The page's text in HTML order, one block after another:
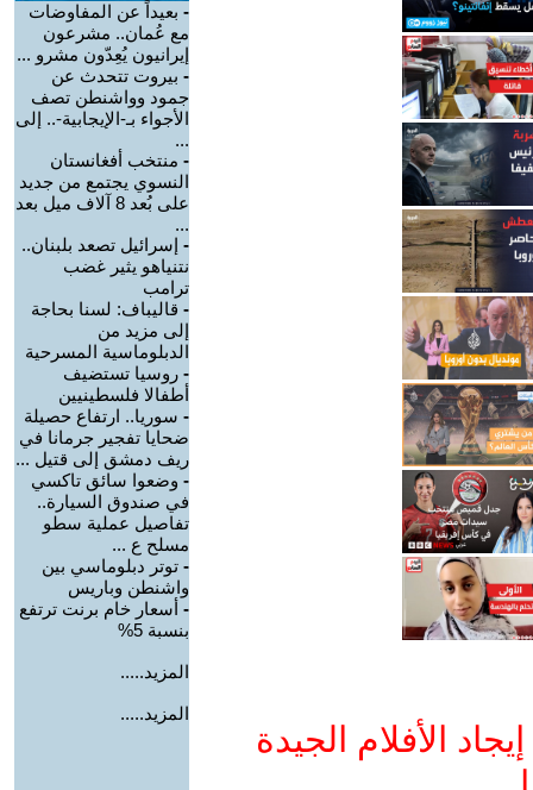
الأفلام الجيدة
- بعيداً عن المفاوضات
مع عُمان.. مشرعون
إيرانيون يُعِدّون مشرو ...
- بيروت تتحدث عن
جمود وواشنطن تصف
الأجواء بـ-الإيجابية-.. إلى
...
- منتخب أفغانستان
النسوي يجتمع من جديد
على بُعد 8 آلاف ميل بعد
...
- إسرائيل تصعد بلبنان..
نتنياهو يثير غضب
ترامب
- قاليباف: لسنا بحاجة
إلى مزيد من
الدبلوماسية المسرحية
- روسيا تستضيف
أطفالا فلسطينيين
- سوريا.. ارتفاع حصيلة
ضحايا تفجير جرمانا في
ريف دمشق إلى قتيل ...
- وضعوا سائق تاكسي
في صندوق السيارة..
تفاصيل عملية سطو
مسلح ع ...
- توتر دبلوماسي بين
واشنطن وباريس
- أسعار خام برنت ترتفع
بنسبة 5%
المزيد.....
المزيد.....